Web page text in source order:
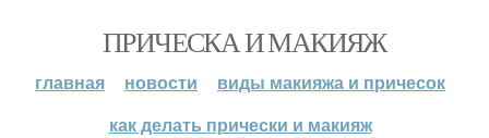
ПРИЧЕСКА И МАКИЯЖ
главная новости
виды макияжа и причесок
как делать прически и макияж